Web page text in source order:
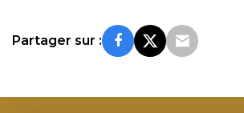
Partager sur :